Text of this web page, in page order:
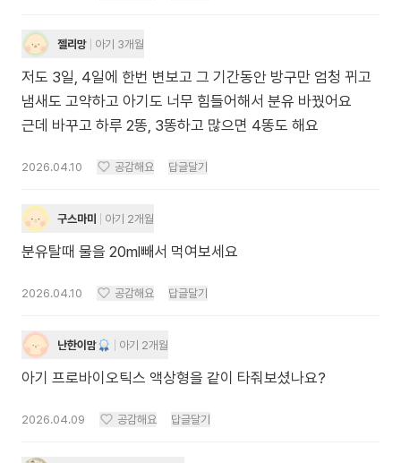
젤리망 아기 3개월
저도 3일, 4일에 한번 변보고 그 기간동안 방구만 엄청 뀌고
냄새도 고약하고 아기도 너무 힘들어해서 분유 바꿨어요
근데 바꾸고 하루 2똥, 3똥하고 많으면 4똥도 해요
2026.04.10 공감해요 답글달기
구스마미 아기 2개월
분유탈때 물을 20ml빼서 먹여보세요
2026.04.10 공감해요 답글달기
난한이맘 아기 2개월
아기 프로바이오틱스 액상형을 같이 타줘보셨나요?
2026.04.09 공감해요 답글달기